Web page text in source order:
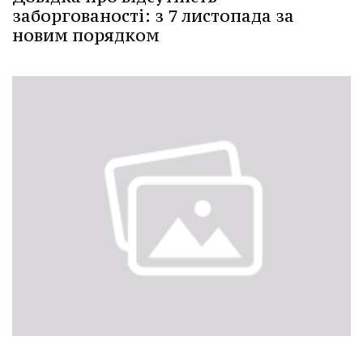
заборгованості: з 7 листопада за
новим порядком